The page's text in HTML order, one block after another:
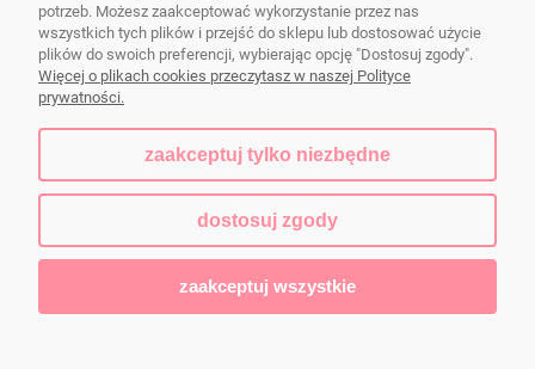
Naczynia ceramiczne FIKAceramika|dorota@fikaceramika.pl| Wał
Zawadowski 103a, 02-986 Warszawa | NIP: 5213378624 | REGON:
140422238
Sklep internetowy Shoper.pl
potrzeb. Możesz zaakceptować wykorzystanie przez nas
wszystkich tych plików i przejść do sklepu lub dostosować użycie
plików do swoich preferencji, wybierając opcję "Dostosuj zgody".
Więcej o plikach cookies przeczytasz w naszej Polityce
prywatności.
zaakceptuj tylko niezbędne
dostosuj zgody
zaakceptuj wszystkie